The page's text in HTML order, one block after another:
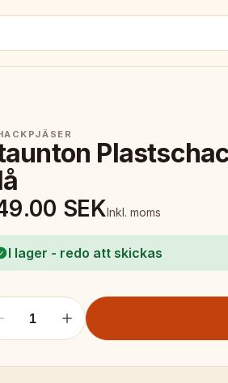
SEKInkl. moms
I lager - redo att skickas
1